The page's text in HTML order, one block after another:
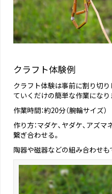
クラフト体験例
クラフト体験は事前に割り切
ていくだけの簡単な作業になり
作業時間：約20分（腕輪サイズ）
作り方：マダケ、ヤダケ、アズ
繋ぎ合わせる。
陶器や磁器などの組み合わせも